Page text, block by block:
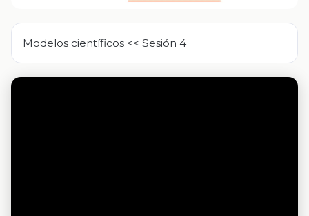
Modelos científicos << Sesión 4